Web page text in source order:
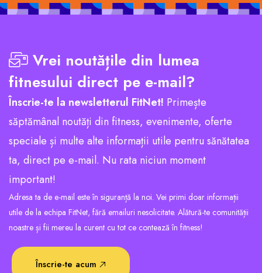
Vrei noutățile din lumea
fitnesului direct pe e-mail?
Înscrie-te la newsletterul FitNet! Primește
săptămânal noutăți din fitness, evenimente, oferte
speciale și multe alte informații utile pentru sănătatea
ta, direct pe e-mail. Nu rata niciun moment
important!
Adresa ta de e-mail este în siguranță la noi. Vei primi doar informații
utile de la echipa FitNet, fără emailuri nesolicitate. Alătură-te comunității
noastre și fii mereu la curent cu tot ce contează în fitness!
Înscrie-te acum